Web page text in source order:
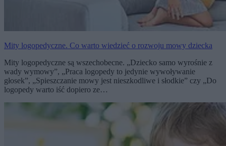
Mity logopedyczne. Co warto wiedzieć o rozwoju mowy dziecka
Mity logopedyczne są wszechobecne. „Dziecko samo wyrośnie z
wady wymowy”, „Praca logopedy to jedynie wywoływanie
głosek”, „Spieszczanie mowy jest nieszkodliwe i słodkie” czy „Do
logopedy warto iść dopiero ze…